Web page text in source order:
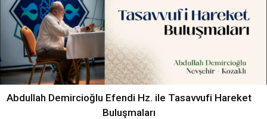
Abdullah Demircioğlu Efendi Hz. ile Tasavvufi Hareket
Buluşmaları